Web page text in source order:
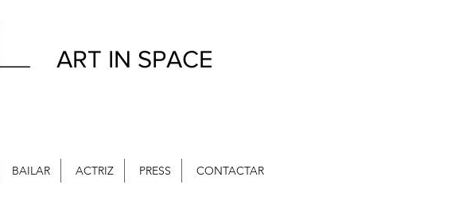
ART IN SPACE
BAILAR ACTRIZ PRESS CONTACTAR